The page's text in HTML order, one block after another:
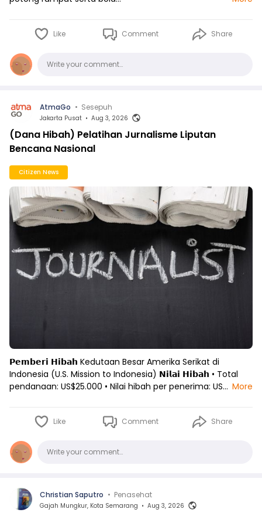
Like Comment Share
CommentsWrite your comment…
AtmaGo • Sesepuh
Jakarta Pusat • Aug 3, 2026
(Dana Hibah) Pelatihan Jurnalisme Liputan
Bencana Nasional
Citizen News
𝗣𝗲𝗺𝗯𝗲𝗿𝗶 𝗛𝗶𝗯𝗮𝗵 Kedutaan Besar Amerika Serikat di
Indonesia (U.S. Mission to Indonesia) 𝗡𝗶𝗹𝗮𝗶 𝗛𝗶𝗯𝗮𝗵 • Total
pendanaan: US$25.000 • Nilai hibah per penerima: US… More
Like Comment Share
CommentsWrite your comment…
Christian Saputro • Penasehat
Gajah Mungkur, Kota Semarang • Aug 3, 2026